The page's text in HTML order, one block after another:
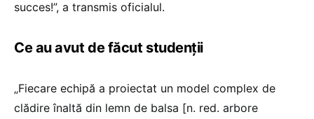
succes!”, a transmis oficialul.
Ce au avut de făcut studenții
„Fiecare echipă a proiectat un model complex de
clădire înaltă din lemn de balsa [n. red. arbore